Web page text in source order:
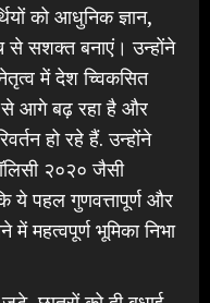
को आधुनिक ज्ञान,
से सशक्त बनाएं। उन्होंने
में देश च्विकसित
आगे बढ़ रहा है और
हो रहे हैं. उन्होंने
२०२० जैसी
पहल गुणवत्तापूर्ण और
महत्वपूर्ण भूमिका निभा